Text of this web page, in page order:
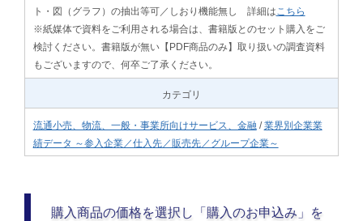
ト・図（グラフ）の抽出等可／しおり機能無し 詳細は こちら
※紙媒体で資料をご利用される場合は、書籍版とのセット購入をご
検討ください。書籍版が無い【PDF商品のみ】取り扱いの調査資料
もございますので、何卒ご了承ください。
カテゴリ
流通小売、物流、一般・事業所向けサービス、金融 /業界別企業業
績データ ～参入企業／仕入先／販売先／グループ企業～
購入商品の価格を選択し「購入のお申込み」を